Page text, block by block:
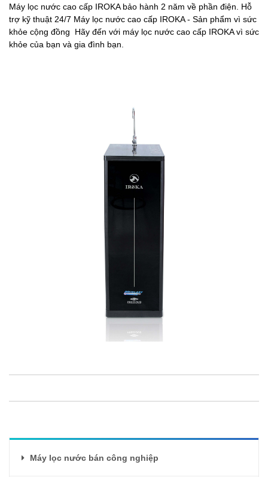
Máy lọc nước cao cấp IROKA bảo hành 2 năm về phần điện. Hỗ
trợ kỹ thuật 24/7 Máy lọc nước cao cấp IROKA - Sản phẩm vì sức
khỏe cộng đồng Hãy đến với máy lọc nước cao cấp IROKA vì sức
khỏe của bạn và gia đình bạn.
Máy lọc nước bán công nghiệp